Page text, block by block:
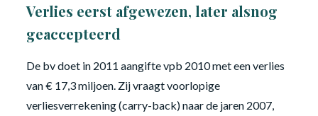
Verlies eerst afgewezen, later alsnog
geaccepteerd
De bv doet in 2011 aangifte vpb 2010 met een verlies
van € 17,3 miljoen. Zij vraagt voorlopige
verliesverrekening (carry-back) naar de jaren 2007,